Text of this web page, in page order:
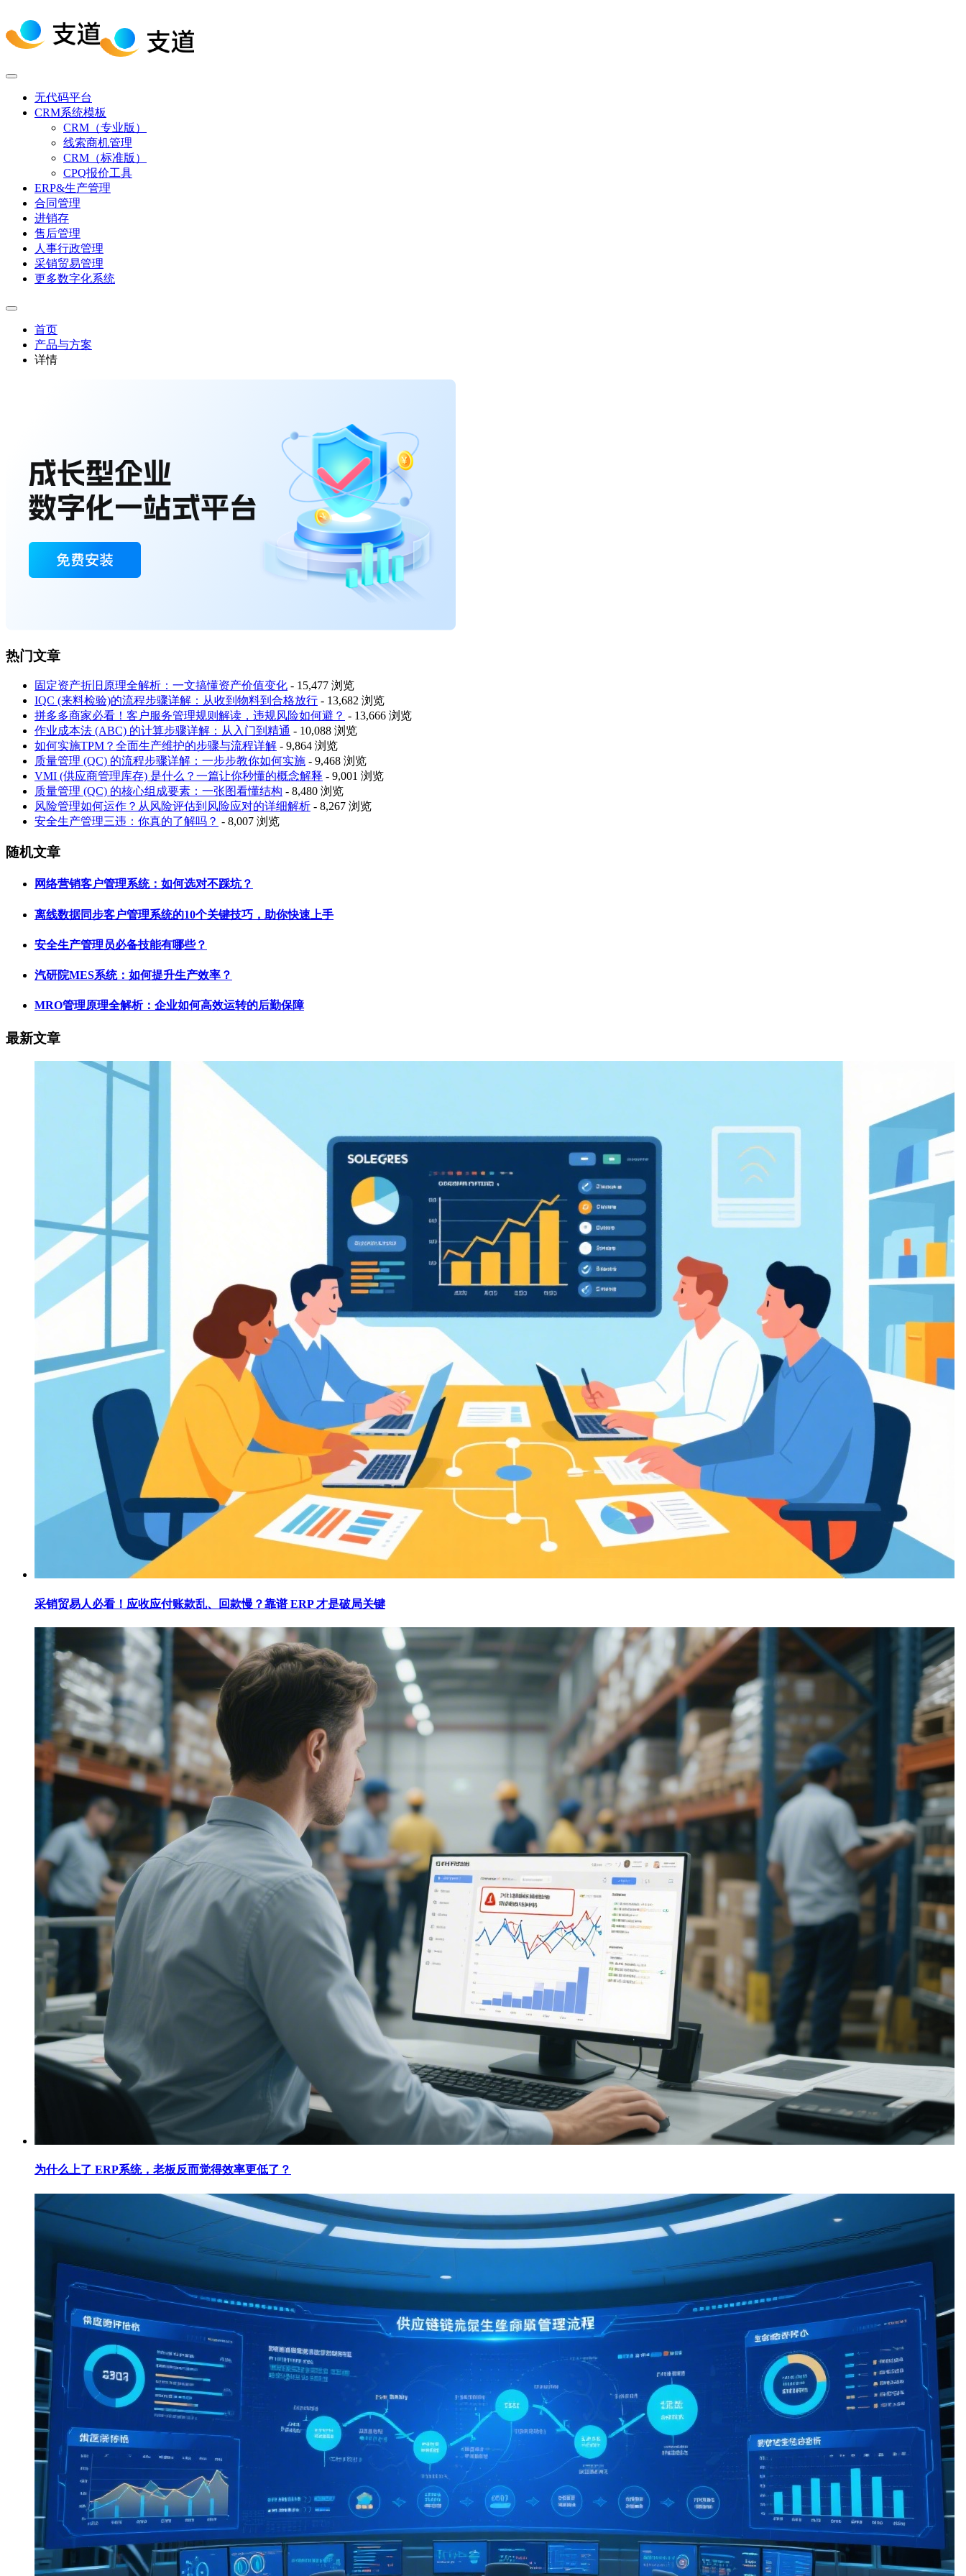
无代码平台
CRM系统模板
CRM（专业版）
线索商机管理
CRM（标准版）
CPQ报价工具
ERP&生产管理
合同管理
进销存
售后管理
人事行政管理
采销贸易管理
更多数字化系统
首页
产品与方案
详情
热门文章
固定资产折旧原理全解析：一文搞懂资产价值变化 - 15,477 浏览
IQC (来料检验)的流程步骤详解：从收到物料到合格放行 - 13,682 浏览
拼多多商家必看！客户服务管理规则解读，违规风险如何避？ - 13,666 浏览
作业成本法 (ABC) 的计算步骤详解：从入门到精通 - 10,088 浏览
如何实施TPM？全面生产维护的步骤与流程详解 - 9,864 浏览
质量管理 (QC) 的流程步骤详解：一步步教你如何实施 - 9,468 浏览
VMI (供应商管理库存) 是什么？一篇让你秒懂的概念解释 - 9,001 浏览
质量管理 (QC) 的核心组成要素：一张图看懂结构 - 8,480 浏览
风险管理如何运作？从风险评估到风险应对的详细解析 - 8,267 浏览
安全生产管理三违：你真的了解吗？ - 8,007 浏览
随机文章
网络营销客户管理系统：如何选对不踩坑？
离线数据同步客户管理系统的10个关键技巧，助你快速上手
安全生产管理员必备技能有哪些？
汽研院MES系统：如何提升生产效率？
MRO管理原理全解析：企业如何高效运转的后勤保障
最新文章
采销贸易人必看！应收应付账款乱、回款慢？靠谱 ERP 才是破局关键
为什么上了 ERP系统，老板反而觉得效率更低了？